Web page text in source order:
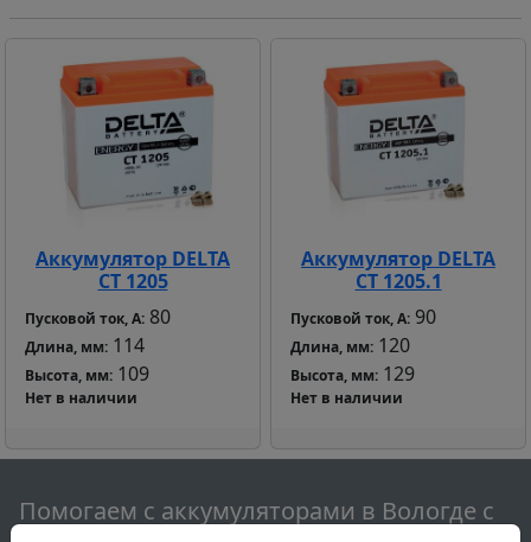
Аккумулятор DELTA
CT 1205
Пусковой ток, А: 80
Длина, мм: 114
Высота, мм: 109
Нет в наличии
Аккумулятор DELTA
CT 1205.1
Пусковой ток, А: 90
Длина, мм: 120
Высота, мм: 129
Нет в наличии
Помогаем c аккумуляторами в Вологде с